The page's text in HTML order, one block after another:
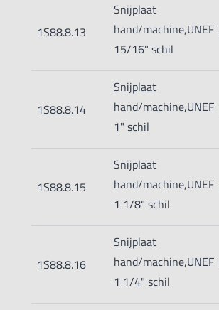
1S88.8.13
Snijplaat
hand/machine,UNEF
15/16" schil
1S88.8.14
Snijplaat
hand/machine,UNEF
1" schil
1S88.8.15
Snijplaat
hand/machine,UNEF
1 1/8" schil
1S88.8.16
Snijplaat
hand/machine,UNEF
1 1/4" schil